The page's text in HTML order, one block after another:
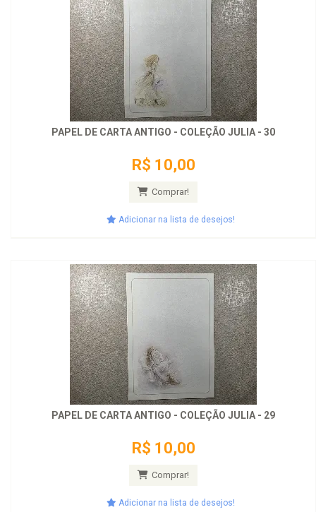
PAPEL DE CARTA ANTIGO - COLEÇÃO JULIA - 30
R$ 10,00
Comprar!
Adicionar na lista de desejos!
PAPEL DE CARTA ANTIGO - COLEÇÃO JULIA - 29
R$ 10,00
Comprar!
Adicionar na lista de desejos!